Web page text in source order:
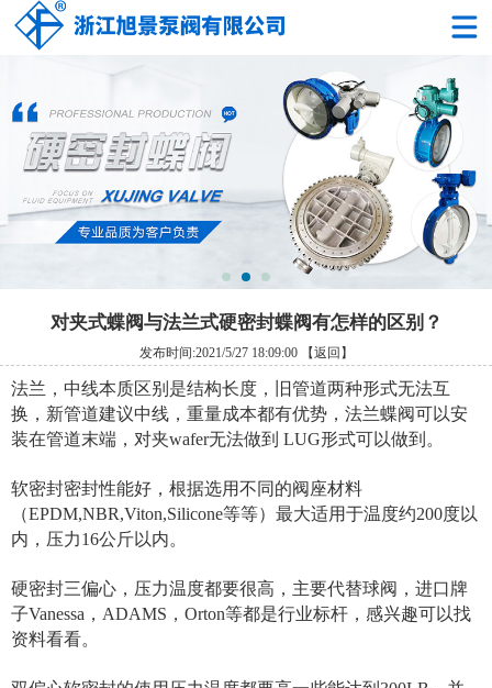
对夹式蝶阀与法兰式硬密封蝶阀有怎样的区别？
发布时间:2021/5/27 18:09:00 【返回】
法兰，中线本质区别是结构长度，旧管道两种形式无法互
换，新管道建议中线，重量成本都有优势，法兰蝶阀可以安
装在管道末端，对夹wafer无法做到 LUG形式可以做到。
软密封密封性能好，根据选用不同的阀座材料
（EPDM,NBR,Viton,Silicone等等）最大适用于温度约200度以
内，压力16公斤以内。
硬密封三偏心，压力温度都要很高，主要代替球阀，进口牌
子Vanessa，ADAMS，Orton等都是行业标杆，感兴趣可以找
资料看看。